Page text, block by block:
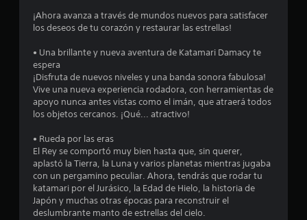
t
a
l
e
5
¡Ahora avanza a través de mundos nuevos para satisfacer
los deseos de tu corazón y restaurar las estrellas!
• Una brillante y nueva aventura de Katamari Damacy te
espera
¡Disfruta de nuevos niveles y una banda sonora fabulosa!
Vive una nueva experiencia rodadora, con herramientas de
apoyo nunca antes vistas como el imán, que atraerá todos
los objetos cercanos. ¡Qué... atractivo!
• Rueda por las eras
El Rey se comportó muy bien hasta que, sin querer,
aplastó la Tierra, la Luna y varios planetas mientras jugaba
con un pergamino peculiar. Ahora, tendrás que rodar tu
katamari por el Jurásico, la Edad de Hielo, la historia de
Japón y muchas otras épocas para reconstruir el
deslumbrante manto de estrellas del cielo.